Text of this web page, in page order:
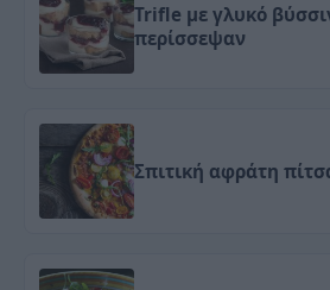
Trifle με γλυκό
περίσσεψαν
Σπιτική αφράτη